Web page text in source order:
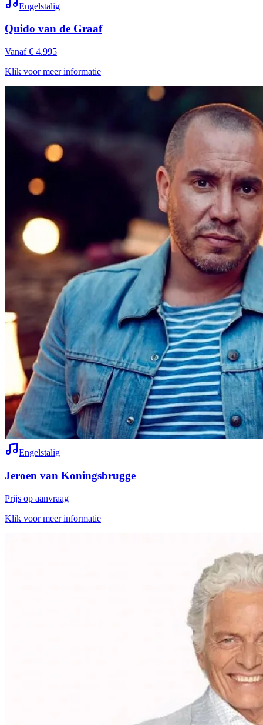
Engelstalig
Quido van de Graaf
Vanaf € 4.995
Klik voor meer informatie
Engelstalig
Jeroen van Koningsbrugge
Prijs op aanvraag
Klik voor meer informatie